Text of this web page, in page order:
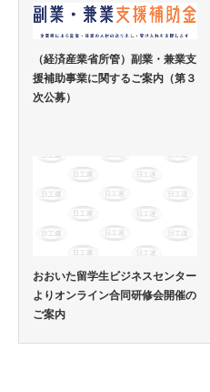
（経済産業省所管）副業・兼業支
援補助事業に関するご案内（第３
次公募）
おおいた留学生ビジネスセンター
よりオンライン合同研修会開催の
ご案内